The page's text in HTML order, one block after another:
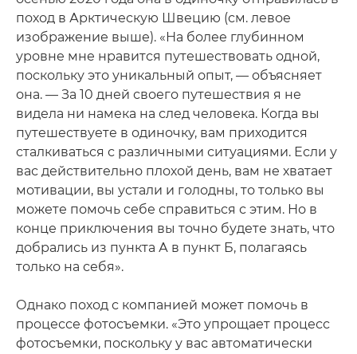
поход в Арктическую Швецию (см. левое
изображение выше). «На более глубинном
уровне мне нравится путешествовать одной,
поскольку это уникальный опыт, — объясняет
она. — За 10 дней своего путешествия я не
видела ни намека на след человека. Когда вы
путешествуете в одиночку, вам приходится
сталкиваться с различными ситуациями. Если у
вас действительно плохой день, вам не хватает
мотивации, вы устали и голодны, то только вы
можете помочь себе справиться с этим. Но в
конце приключения вы точно будете знать, что
добрались из пункта А в пункт Б, полагаясь
только на себя».
Однако поход с компанией может помочь в
процессе фотосъемки. «Это упрощает процесс
фотосъемки, поскольку у вас автоматически